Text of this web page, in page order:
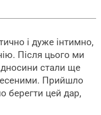
і дуже інтимно,
Після цього ми
стали ще
Прийшло
берегти цей дар,